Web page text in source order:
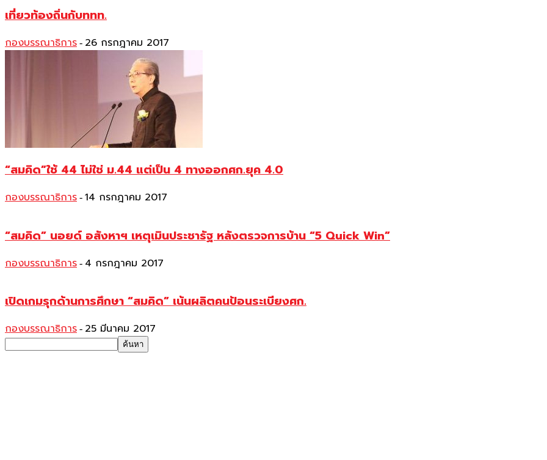
เที่ยวท้องถิ่นกับททท.
กองบรรณาธิการ - 26 กรกฎาคม 2017
“สมคิด”ใช้ 44 ไม่ใช่ ม.44 แต่เป็น 4 ทางออกศก.ยุค 4.0
กองบรรณาธิการ - 14 กรกฎาคม 2017
“สมคิด” นอยด์ อสังหาฯ เหตุเมินประชารัฐ หลังตรวจการบ้าน “5 Quick Win”
กองบรรณาธิการ - 4 กรกฎาคม 2017
เปิดเกมรุกด้านการศึกษา “สมคิด” เน้นผลิตคนป้อนระเบียงศก.
กองบรรณาธิการ - 25 มีนาคม 2017